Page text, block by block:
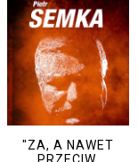
"ZA, A NAWET